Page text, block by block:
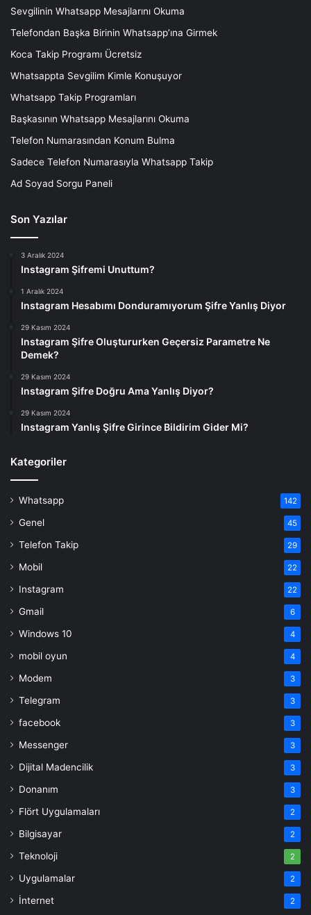
Sevgilinin Whatsapp Mesajlarını Okuma
Telefondan Başka Birinin Whatsapp’ına Girmek
Koca Takip Programı Ücretsiz
Whatsappta Sevgilim Kimle Konuşuyor
Whatsapp Takip Programları
Başkasının Whatsapp Mesajlarını Okuma
Telefon Numarasından Konum Bulma
Sadece Telefon Numarasıyla Whatsapp Takip
Ad Soyad Sorgu Paneli
Son Yazılar
3 Aralık 2024
Instagram Şifremi Unuttum?
1 Aralık 2024
Instagram Hesabımı Donduramıyorum Şifre Yanlış Diyor
29 Kasım 2024
Instagram Şifre Oluştururken Geçersiz Parametre Ne
Demek?
29 Kasım 2024
Instagram Şifre Doğru Ama Yanlış Diyor?
29 Kasım 2024
Instagram Yanlış Şifre Girince Bildirim Gider Mi?
Kategoriler
Whatsapp 142
Genel 45
Telefon Takip 29
Mobil 22
Instagram 22
Gmail 6
Windows 10 4
mobil oyun 4
Modem 3
Telegram 3
facebook 3
Messenger 3
Dijital Madencilik 3
Donanım 3
Flört Uygulamaları 2
Bilgisayar 2
Teknoloji 2
Uygulamalar 2
İnternet 2